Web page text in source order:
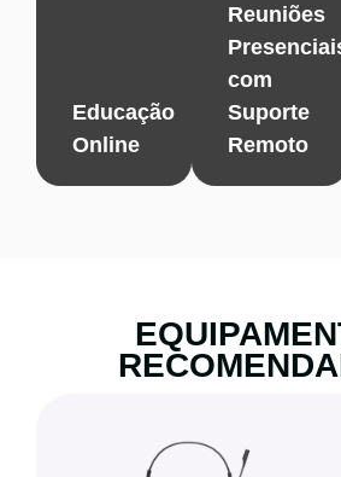
Educação
Online
Reuniões
com
Suporte
Remoto